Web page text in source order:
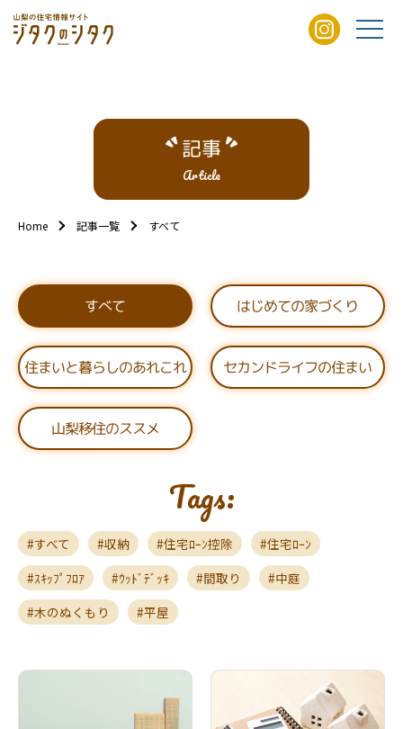
記事
Article
Home 記事一覧 すべて
すべて はじめての家づくり
住まいと暮らしのあれこれ セカンドライフの住まい
山梨移住のススメ
Tags:
すべて 収納 住宅ﾛｰﾝ控除
住宅ﾛｰﾝ
ｽｷｯﾌﾟﾌﾛｱ
ｳｯﾄﾞﾃﾞｯｷ 間取り
中庭
木のぬくもり
平屋